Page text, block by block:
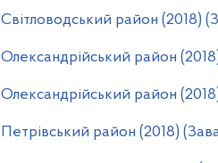
Світловодський район (2018)
Олександрійський район
Олександрійський район
Петрівський район (2018)